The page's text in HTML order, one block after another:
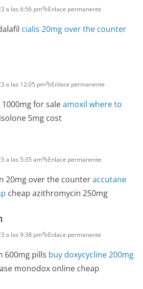
a las 6:56 pm Enlace permanente
cialis 20mg over the counter
a las 12:05 pm Enlace permanente
for saleamoxil where to
5mg cost
a las 5:35 am Enlace permanente
20mg over the counteraccutane
cheap azithromycin 250mg
a las 9:38 pm Enlace permanente
600mg pills buy doxycycline 200mg
monodox online cheap